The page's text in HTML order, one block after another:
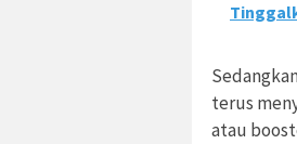
terus
atau